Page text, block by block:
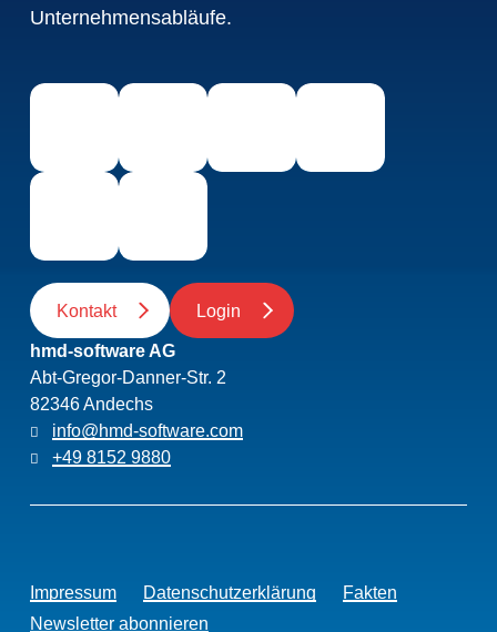
Unternehmensabläufe.
Kontakt Login
hmd-software AG
Abt-Gregor-Danner-Str. 2
82346 Andechs
info@hmd-software.com
+49 8152 9880
Impressum Datenschutzerklärung
Fakten
Newsletter abonnieren